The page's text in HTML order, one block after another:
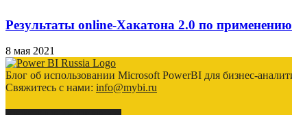
Результаты online-Хакатона 2.0 по
8 мая 2021
Блог об использовании Microsoft PowerBI для бизнес-
Свяжитесь с нами: info@mybi.ru